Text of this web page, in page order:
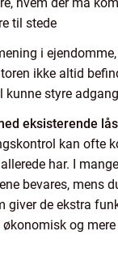
til stede
i
ikke altid
kunne styre
eksisterende
kan ofte
har. I
bevares, mens
giver de ekstra
og